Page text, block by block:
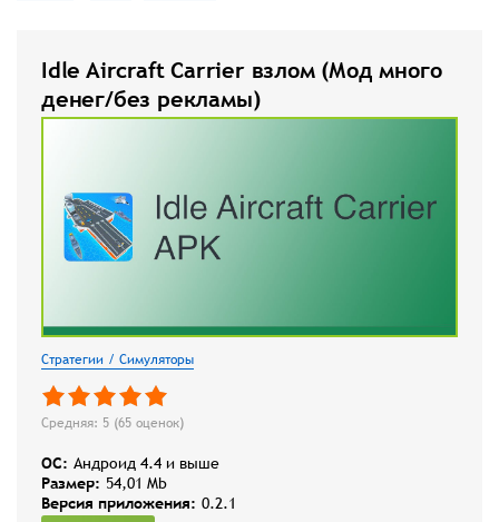
Idle Aircraft Carrier взлом (Мод много
денег/без рекламы)
Стратегии / Симуляторы
Средняя: 5 (65 оценок)
OC: Андроид 4.4 и выше
Размер: 54,01 Mb
Версия приложения: 0.2.1